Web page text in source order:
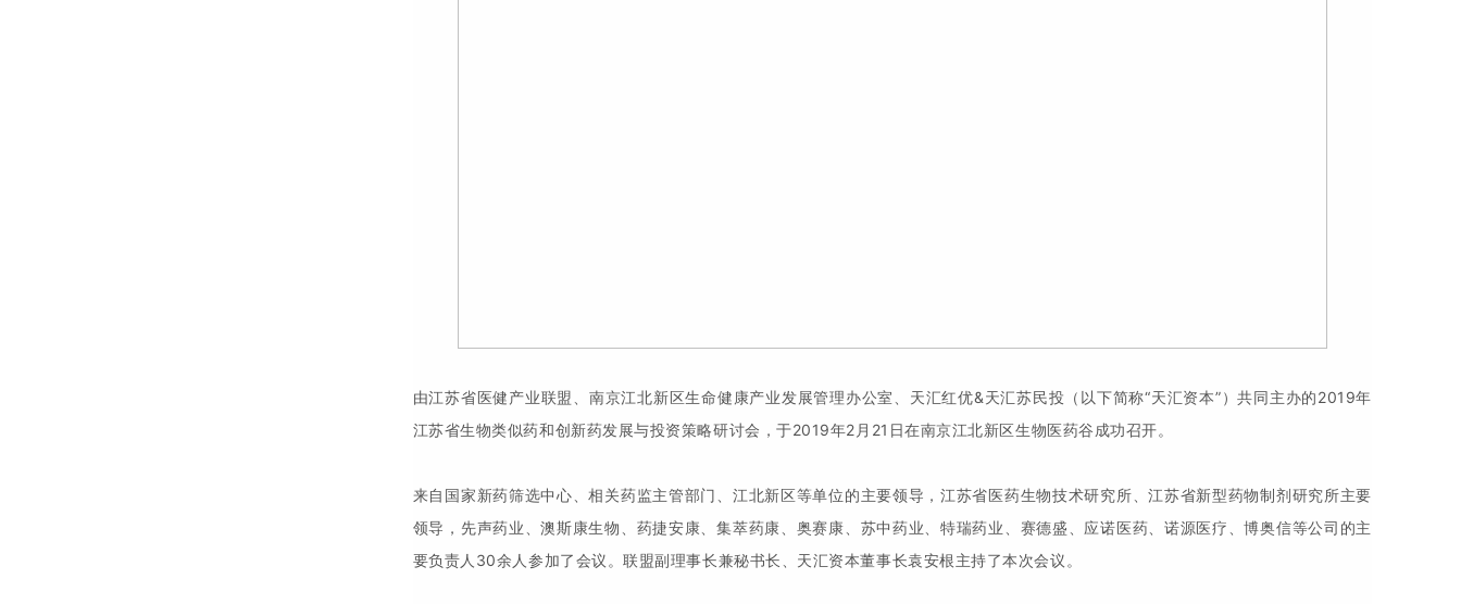
由江苏省医健产业联盟、南京江北新区生命健康产业发展管理办公室、天汇红优&天汇苏民投（以下简称“天汇资本”）共同主办的2019年
江苏省生物类似药和创新药发展与投资策略研讨会，于2019年2月21日在南京江北新区生物医药谷成功召开。
来自国家新药筛选中心、相关药监主管部门、江北新区等单位的主要领导，江苏省医药生物技术研究所、江苏省新型药物制剂研究所主要
领导，先声药业、澳斯康生物、药捷安康、集萃药康、奥赛康、苏中药业、特瑞药业、赛德盛、应诺医药、诺源医疗、博奥信等公司的主
要负责人30余人参加了会议。联盟副理事长兼秘书长、天汇资本董事长袁安根主持了本次会议。